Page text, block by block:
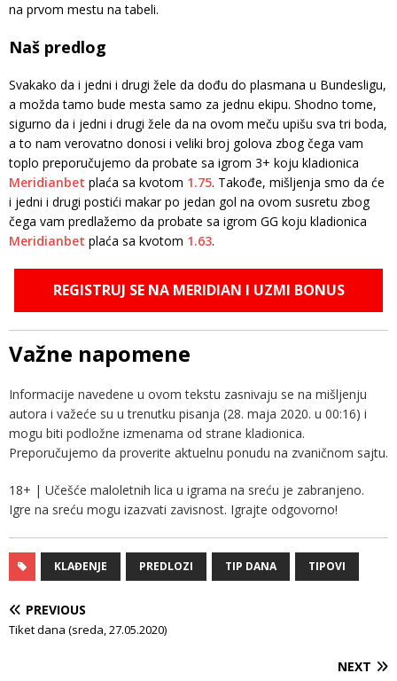
na prvom mestu na tabeli.
Naš predlog
Svakako da i jedni i drugi žele da dođu do plasmana u Bundesligu,
a možda tamo bude mesta samo za jednu ekipu. Shodno tome,
sigurno da i jedni i drugi žele da na ovom meču upišu sva tri boda,
a to nam verovatno donosi i veliki broj golova zbog čega vam
toplo preporučujemo da probate sa igrom 3+ koju kladionica
Meridianbet plaća sa kvotom 1.75. Takođe, mišljenja smo da će
i jedni i drugi postići makar po jedan gol na ovom susretu zbog
čega vam predlažemo da probate sa igrom GG koju kladionica
Meridianbet plaća sa kvotom 1.63.
REGISTRUJ SE NA MERIDIAN I UZMI BONUS
Važne napomene
Informacije navedene u ovom tekstu zasnivaju se na mišljenju
autora i važeće su u trenutku pisanja (28. maja 2020. u 00:16) i
mogu biti podložne izmenama od strane kladionica.
Preporučujemo da proverite aktuelnu ponudu na zvaničnom sajtu.
18+ | Učešće maloletnih lica u igrama na sreću je zabranjeno.
Igre na sreću mogu izazvati zavisnost. Igrajte odgovorno!
KLAĐENJE PREDLOZI TIP DANA TIPOVI
PREVIOUS
Tiket dana (sreda, 27.05.2020)
NEXT